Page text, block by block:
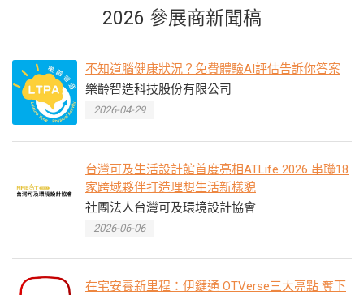
2026 參展商新聞稿
不知道腦健康狀況？免費體驗AI評估告訴你答案
樂齡智造科技股份有限公司
2026-04-29
台灣可及生活設計館首度亮相ATLife 2026 串聯18
家跨域夥伴打造理想生活新樣貌
社團法人台灣可及環境設計協會
2026-06-06
在宅安養新里程：伊鍵通 OTVerse三大亮點 奪下